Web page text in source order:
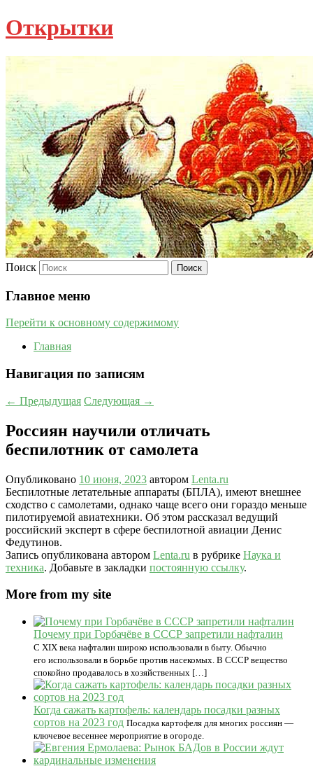
Открытки
Поиск
Главное меню
Перейти к основному содержимому
Главная
Навигация по записям
← Предыдущая Следующая →
Россиян научили отличать
беспилотник от самолета
Опубликовано 10 июня, 2023 автором Lenta.ru
Беспилотные летательные аппараты (БПЛА), имеют внешнее
сходство с самолетами, однако чаще всего они гораздо меньше
пилотируемой авиатехники. Об этом рассказал ведущий
российский эксперт в сфере беспилотной авиации Денис
Федутинов.
Запись опубликована автором Lenta.ru в рубрике Наука и
техника. Добавьте в закладки постоянную ссылку.
More from my site
Почему при Горбачёве в СССР запретили нафталин
С XIX века нафталин широко использовали в быту. Обычно
его использовали в борьбе против насекомых. В СССР вещество
спокойно продавалось в хозяйственных […]
Когда сажать картофель: календарь посадки разных
сортов на 2023 год Посадка картофеля для многих россиян —
ключевое весеннее мероприятие в огороде.